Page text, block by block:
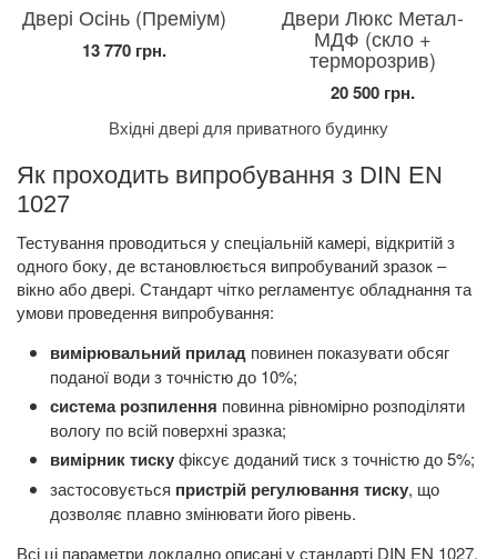
Двері Осінь (Преміум)
13 770 грн.
Двери Люкс Метал-
МДФ (скло +
терморозрив)
20 500 грн.
Вхідні двері для приватного будинку
Як проходить випробування з DIN EN
1027
Тестування проводиться у спеціальній камері, відкритій з
одного боку, де встановлюється випробуваний зразок –
вікно або двері. Стандарт чітко регламентує обладнання та
умови проведення випробування:
вимірювальний прилад повинен показувати обсяг
поданої води з точністю до 10%;
система розпилення повинна рівномірно розподіляти
вологу по всій поверхні зразка;
вимірник тискуфіксує доданий тиск з точністю до 5%;
застосовується пристрій регулювання тиску, що
дозволяє плавно змінювати його рівень.
Всі ці параметри докладно описані у стандарті DIN EN 1027,